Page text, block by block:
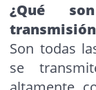
¿Qué
transmisión
Son todas
se